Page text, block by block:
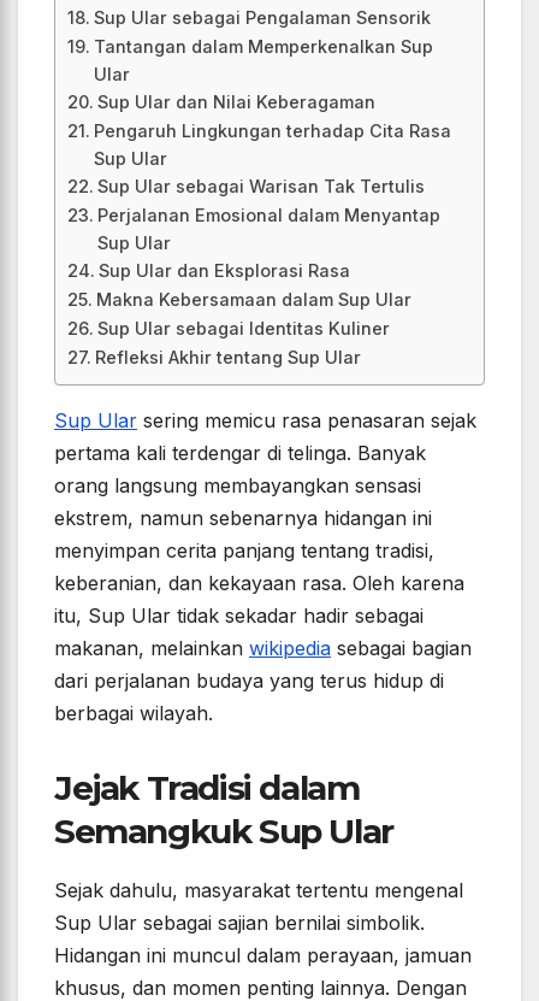
Sup Ular sebagai Pengalaman Sensorik
Tantangan dalam Memperkenalkan Sup
Ular
Sup Ular dan Nilai Keberagaman
Pengaruh Lingkungan terhadap Cita Rasa
Sup Ular
Sup Ular sebagai Warisan Tak Tertulis
Perjalanan Emosional dalam Menyantap
Sup Ular
Sup Ular dan Eksplorasi Rasa
Makna Kebersamaan dalam Sup Ular
Sup Ular sebagai Identitas Kuliner
Refleksi Akhir tentang Sup Ular
Sup Ular sering memicu rasa penasaran sejak
pertama kali terdengar di telinga. Banyak
orang langsung membayangkan sensasi
ekstrem, namun sebenarnya hidangan ini
menyimpan cerita panjang tentang tradisi,
keberanian, dan kekayaan rasa. Oleh karena
itu, Sup Ular tidak sekadar hadir sebagai
makanan, melainkan wikipedia sebagai bagian
dari perjalanan budaya yang terus hidup di
berbagai wilayah.
Jejak Tradisi dalam
Semangkuk Sup Ular
Sejak dahulu, masyarakat tertentu mengenal
Sup Ular sebagai sajian bernilai simbolik.
Hidangan ini muncul dalam perayaan, jamuan
khusus, dan momen penting lainnya. Dengan